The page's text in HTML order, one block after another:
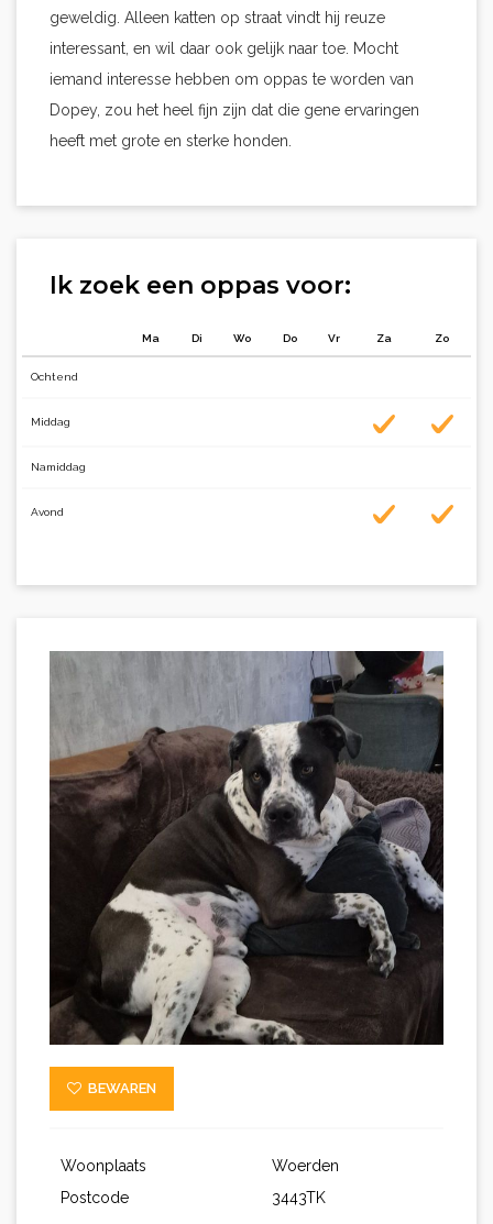
geweldig. Alleen katten op straat vindt hij reuze
interessant, en wil daar ook gelijk naar toe. Mocht
iemand interesse hebben om oppas te worden van
Dopey, zou het heel fijn zijn dat die gene ervaringen
heeft met grote en sterke honden.
Ik zoek een oppas voor:
Ma Di Wo Do Vr Za Zo
Ochtend
Middag
Namiddag
Avond
BEWAREN
Woonplaats
Woerden
Postcode
3443TK